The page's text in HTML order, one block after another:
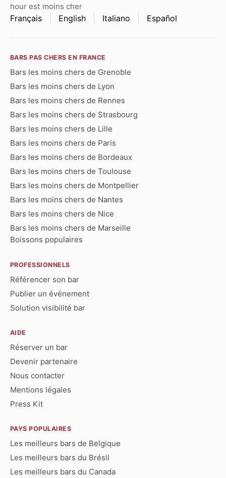
hour est moins cher
Français English Italiano Español
BARS PAS CHERS EN FRANCE
Bars les moins chers de Grenoble
Bars les moins chers de Lyon
Bars les moins chers de Rennes
Bars les moins chers de Strasbourg
Bars les moins chers de Lille
Bars les moins chers de Paris
Bars les moins chers de Bordeaux
Bars les moins chers de Toulouse
Bars les moins chers de Montpellier
Bars les moins chers de Nantes
Bars les moins chers de Nice
Bars les moins chers de Marseille
Boissons populaires
PROFESSIONNELS
Référencer son bar
Publier un événement
Solution visibilité bar
AIDE
Réserver un bar
Devenir partenaire
Nous contacter
Mentions légales
Press Kit
PAYS POPULAIRES
Les meilleurs bars de Belgique
Les meilleurs bars du Brésil
Les meilleurs bars du Canada